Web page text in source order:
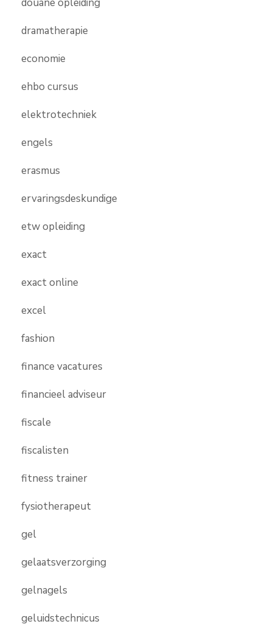
dramatherapie
economie
ehbo cursus
elektrotechniek
engels
erasmus
ervaringsdeskundige
etw opleiding
exact
exact online
excel
fashion
finance vacatures
financieel adviseur
fiscale
fiscalisten
fitness trainer
fysiotherapeut
gel
gelaatsverzorging
gelnagels
geluidstechnicus